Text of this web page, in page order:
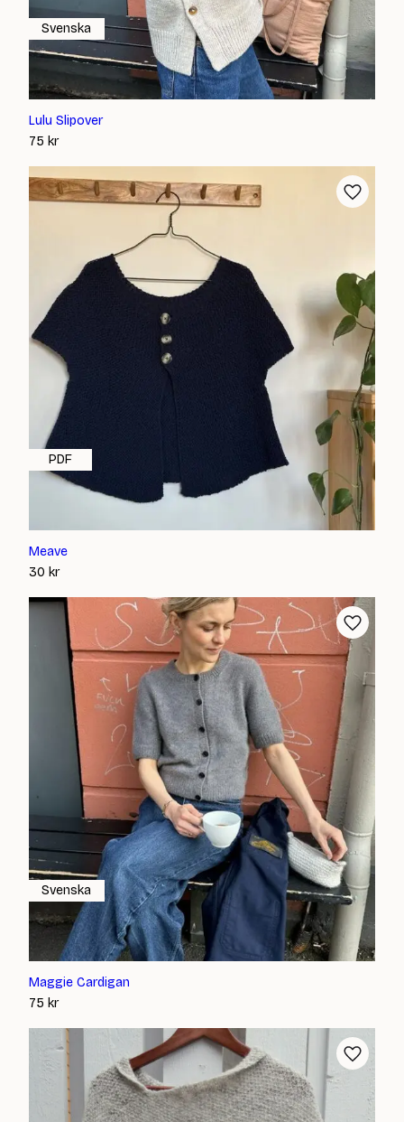
Lulu Slipover
75 kr
Svenska
Meave
30 kr
PDF
Maggie Cardigan
75 kr
Svenska